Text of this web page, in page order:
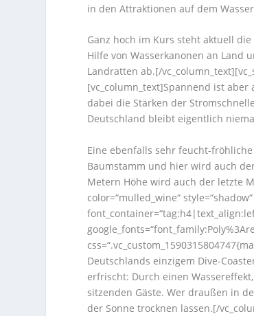
in den Attraktionen auf dem
Ganz hoch im Kurs steht aktuell
Hilfe von Wasserkanonen an Land
Landratten ab.[/
[vc_column_text]Spannend ist aber
dabei die Stärken der
Deutschland bleibt eigentlich
Eine ebenfalls sehr feucht-
Baumstamm und hier wird auch
Metern Höhe wird auch der letzte
color=“mulled_wine“
Deutschlands einzigem Dive-
erfrischt: Durch einen
sitzenden Gäste. Wer draußen in
der Sonne trocknen lassen.[/